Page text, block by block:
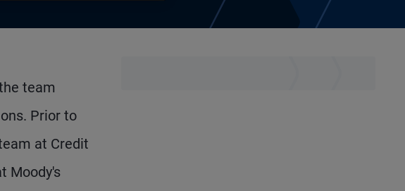
team
Prior to
at Credit
Moody's